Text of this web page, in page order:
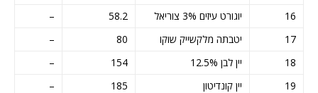
16
יוגורט עיזים 3% צוריאל 58.2
–
17
יטבתה מלקשייק שוקו 80
–
18
יין לבן 12.5% 154
–
19
יין קונדיטון 185
–